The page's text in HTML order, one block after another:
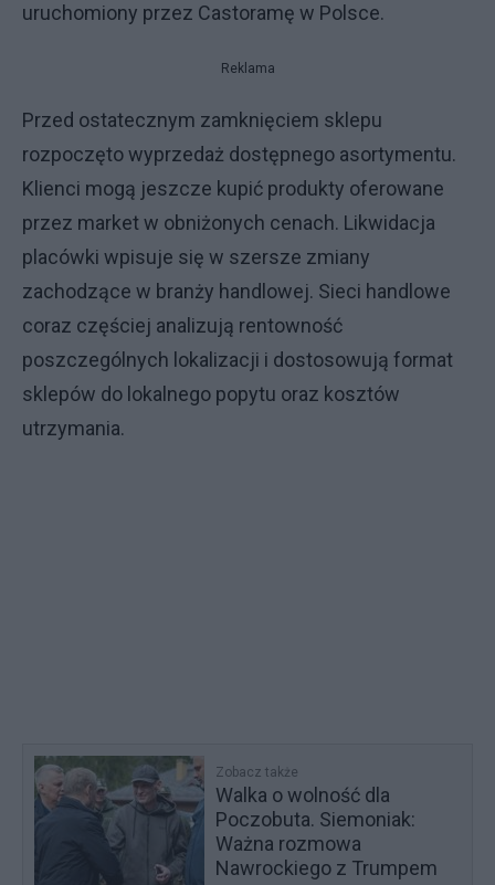
uruchomiony przez Castoramę w Polsce.
Reklama
Przed ostatecznym zamknięciem sklepu
rozpoczęto wyprzedaż dostępnego asortymentu.
Klienci mogą jeszcze kupić produkty oferowane
przez market w obniżonych cenach. Likwidacja
placówki wpisuje się w szersze zmiany
zachodzące w branży handlowej. Sieci handlowe
coraz częściej analizują rentowność
poszczególnych lokalizacji i dostosowują format
sklepów do lokalnego popytu oraz kosztów
utrzymania.
Zobacz także
Walka o wolność dla
Poczobuta. Siemoniak:
Ważna rozmowa
Nawrockiego z Trumpem